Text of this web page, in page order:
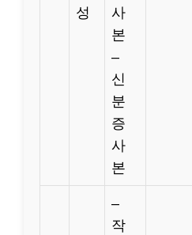
성
사
본
–
신
분
증
사
본
–
작